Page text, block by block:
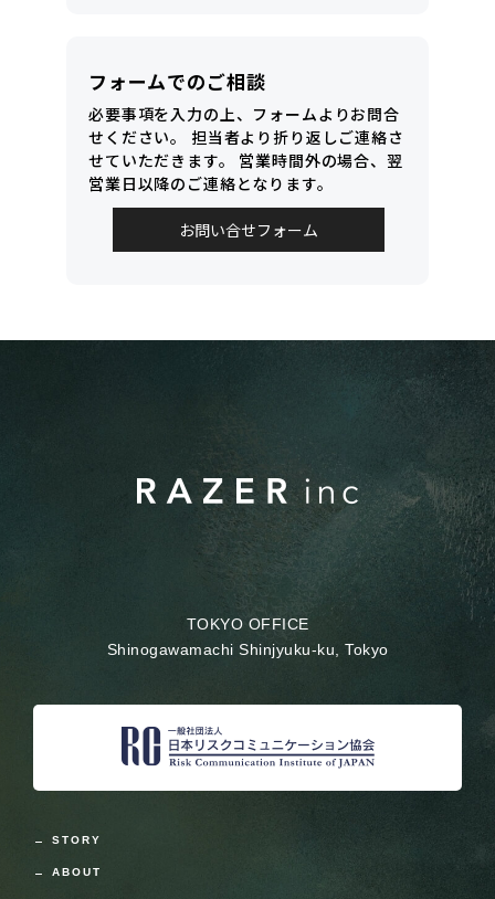
フォームでのご相談
必要事項を入力の上、フォームよりお問合
せください。
担当者より折り返しご連絡さ
せていただきます。
営業時間外の場合、翌
営業日以降のご連絡となります。
お問い合せフォーム
TOKYO OFFICE
Shinogawamachi Shinjyuku-ku, Tokyo
STORY
ABOUT